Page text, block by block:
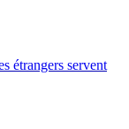
étrangers servent